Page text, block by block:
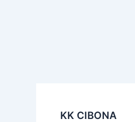
KK CIBONA